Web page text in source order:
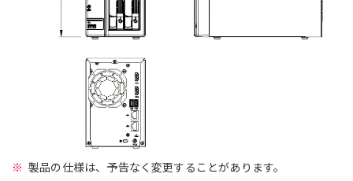
製品の仕様は、予告なく変更することがあります。